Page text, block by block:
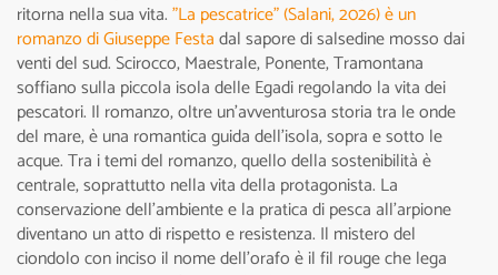
ritorna nella sua vita."La pescatrice" (Salani, 2026) è un
romanzo di Giuseppe Festadal sapore di salsedine mosso dai
venti del sud. Scirocco, Maestrale, Ponente, Tramontana
soffiano sulla piccola isola delle Egadi regolando la vita dei
pescatori. Il romanzo, oltre un’avventurosa storia tra le onde
del mare, è una romantica guida dell’isola, sopra e sotto le
acque. Tra i temi del romanzo, quello della sostenibilità è
centrale, soprattutto nella vita della protagonista. La
conservazione dell’ambiente e la pratica di pesca all'arpione
diventano un atto di rispetto e resistenza. Il mistero del
ciondolo con inciso il nome dell’orafo è il fil rouge che lega